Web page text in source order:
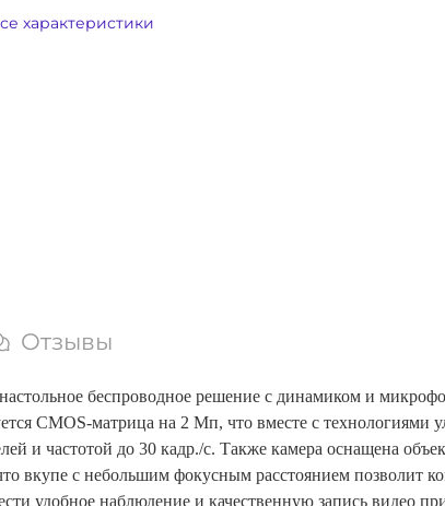
характеристики
Отзывы
беспроводное решение с динамиком и
CMOS-матрица на 2 Мп, что вместе с технологиями
и частотой до 30 кадр./с. Также камера оснащена
вкупе с небольшим фокусным расстоянием позволит
удобное наблюдение и качественную запись видео